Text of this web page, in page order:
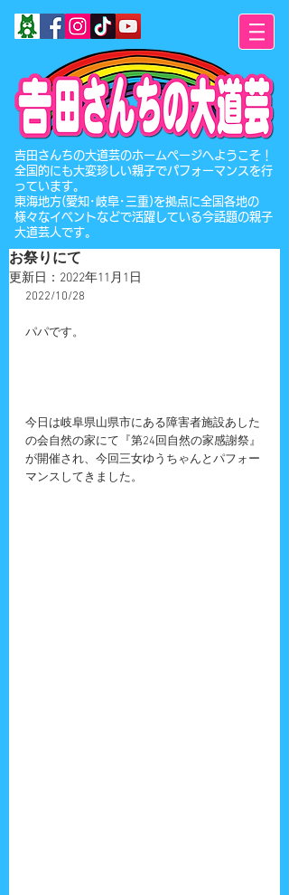
​吉田さんちの大道芸のホームページへようこそ！
全国的にも大変珍しい親子でパフォーマンスを行
っています。
東海地方(愛知･岐阜･三重)を拠点に全国各地の
様々なイベントなどで活躍している今話題の親子
大道芸人です。
お祭りにて
更新日： 2022年11月1日
2022/10/28
パパです。
今日は岐阜県山県市にある障害者施設あした
の会自然の家にて『第24回自然の家感謝祭』
が開催され、今回三女ゆうちゃんとパフォー
マンスしてきました。